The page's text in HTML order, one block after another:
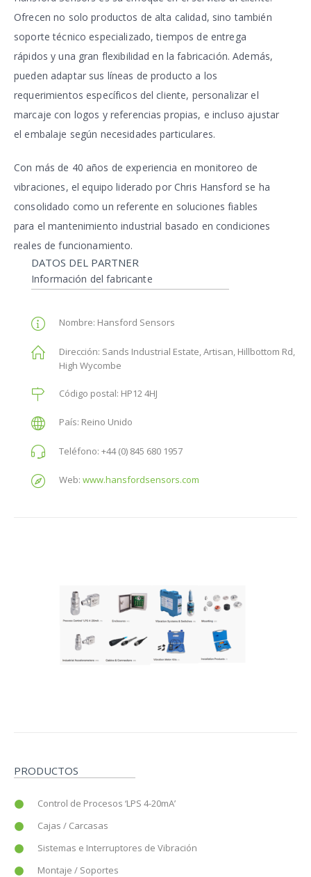
Ofrecen no solo productos de alta calidad, sino también
soporte técnico especializado, tiempos de entrega
rápidos y una gran flexibilidad en la fabricación. Además,
pueden adaptar sus líneas de producto a los
requerimientos específicos del cliente, personalizar el
marcaje con logos y referencias propias, e incluso ajustar
el embalaje según necesidades particulares.
Con más de 40 años de experiencia en monitoreo de
vibraciones, el equipo liderado por Chris Hansford se ha
consolidado como un referente en soluciones fiables
para el mantenimiento industrial basado en condiciones
reales de funcionamiento.
DATOS DEL PARTNER
Información del fabricante
Nombre: Hansford Sensors
Dirección: Sands Industrial Estate, Artisan, Hillbottom Rd,
High Wycombe
Código postal: HP12 4HJ
País: Reino Unido
Teléfono: +44 (0) 845 680 1957
Web: www.hansfordsensors.com
PRODUCTOS
Control de Procesos ‘LPS 4-20mA’
Cajas / Carcasas
Sistemas e Interruptores de Vibración
Montaje / Soportes